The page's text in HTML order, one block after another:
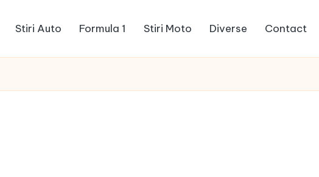
Stiri Auto Formula 1 Stiri Moto Diverse Contact